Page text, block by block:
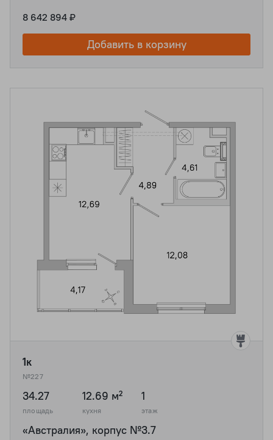
8 642 894 ₽
Добавить в корзину
1к
№227
34.27
площадь
12.69 м²
кухня
1
этаж
«Австралия», корпус №3.7